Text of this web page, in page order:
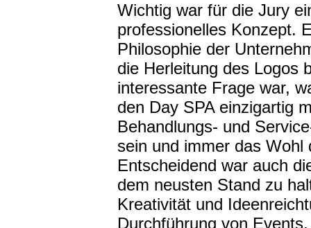
Wichtig war für die Jury
professionelles Konzept.
Philosophie der
die Herleitung des Logos
interessante Frage war,
den Day SPA einzigartig
Behandlungs- und
sein und immer das
Entscheidend war auch
dem neusten Stand zu
Kreativität und
Durchführung von